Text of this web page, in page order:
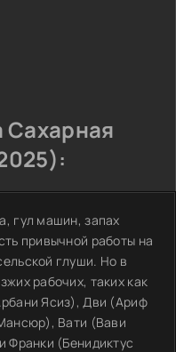
гул машин, запах
привычной работы на
глуши. Но в
рабочих, таких как
Ясиз), Дви (Ариф
Вати (Вави
Франки (Бенидиктус